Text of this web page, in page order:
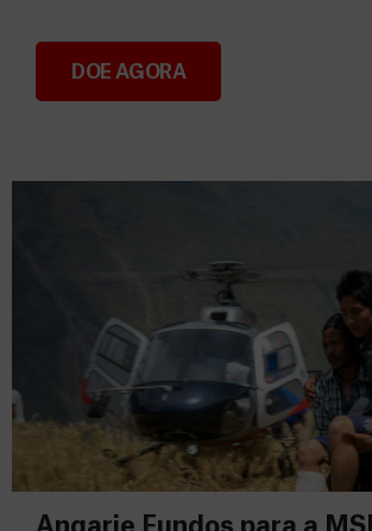
Consignação do IRS
DOE AGORA